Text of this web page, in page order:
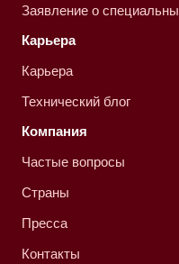
Заявление о
Карьера
Карьера
Технический блог
Компания
Частые вопросы
Страны
Пресса
Контакты